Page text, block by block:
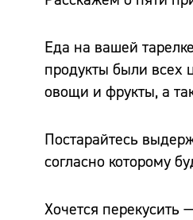
Еда на вашей
продукты были всех
овощи и фрукты, а
Постарайтесь
согласно которому
Хочется перекусить